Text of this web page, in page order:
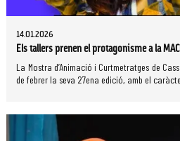
14.01.2026
Els tallers prenen el protagonisme a la
La Mostra d’Animació i Curtmetratges de
de febrer la seva 27ena edició, amb el